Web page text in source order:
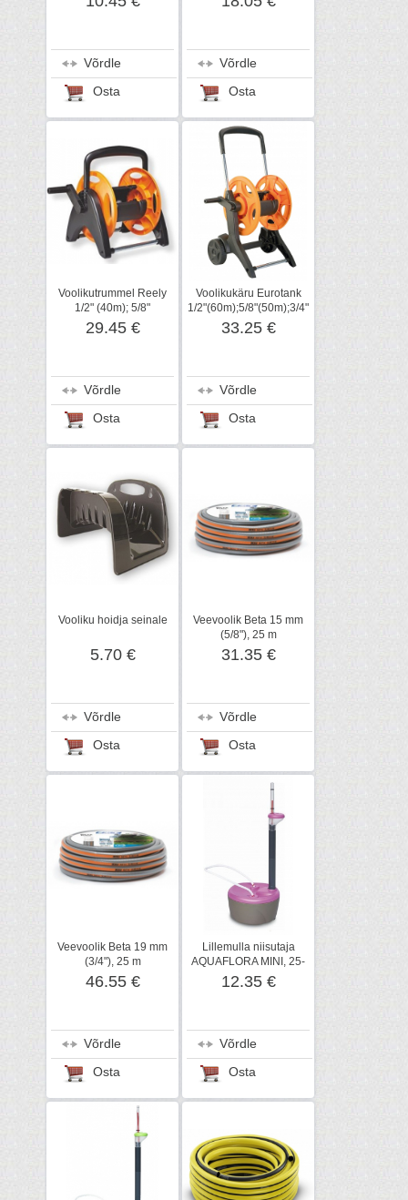
Võrdle
Osta
Võrdle
Osta
Voolikutrummel Reely
1/2" (40m); 5/8"
(35m);3/4"(30m)
29.45 €
Võrdle
Osta
Voolikukäru Eurotank
1/2"(60m);5/8"(50m);3/4"
(40m)
33.25 €
Võrdle
Osta
Vooliku hoidja seinale
5.70 €
Võrdle
Osta
Veevoolik Beta 15 mm
(5/8"), 25 m
31.35 €
Võrdle
Osta
Veevoolik Beta 19 mm
(3/4"), 25 m
46.55 €
Võrdle
Osta
Lillemulla niisutaja
AQUAFLORA MINI, 25-
35 cm, 0,7 L
12.35 €
Võrdle
Osta